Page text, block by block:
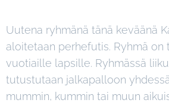
Uutena ryhmänä tänä keväänä
aloitetaan perhefutis. Ryhmä on
vuotiaille lapsille. Ryhmässä
tutustutaan jalkapalloon
mummin, kummin tai muun